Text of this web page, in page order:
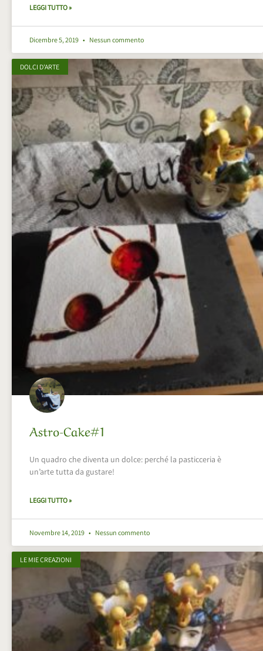
LEGGI TUTTO »
Dicembre 5, 2019 Nessun commento
DOLCI D'ARTE
Astro-Cake#1
Un quadro che diventa un dolce: perché la pasticceria è
un’arte tutta da gustare!
LEGGI TUTTO »
Novembre 14, 2019 Nessun commento
LE MIE CREAZIONI